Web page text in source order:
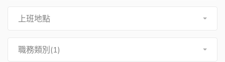
上班地點
職務類別(1)